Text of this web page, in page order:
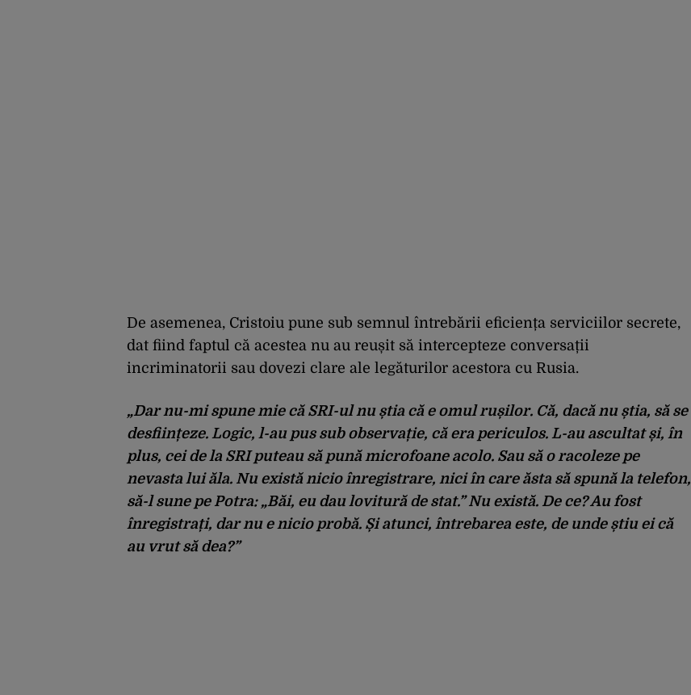
De asemenea, Cristoiu pune sub semnul întrebării eficiența serviciilor secrete,
dat fiind faptul că acestea nu au reușit să intercepteze conversații
incriminatorii sau dovezi clare ale legăturilor acestora cu Rusia.
„Dar nu-mi spune mie că SRI-ul nu știa că e omul rușilor. Că, dacă nu știa, să se
desființeze. Logic, l-au pus sub observație, că era periculos. L-au ascultat și, în
plus, cei de la SRI puteau să pună microfoane acolo. Sau să o racoleze pe
nevasta lui ăla. Nu există nicio înregistrare, nici în care ăsta să spună la telefon,
să-l sune pe Potra: „Băi, eu dau lovitură de stat.” Nu există. De ce? Au fost
înregistrați, dar nu e nicio probă. Și atunci, întrebarea este, de unde știu ei că
au vrut să dea?”